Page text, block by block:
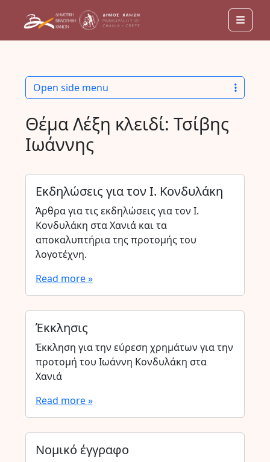
Θέμα Λέξη κλειδί: Τσίβης
Ιωάννης
Εκδηλώσεις για τον Ι. Κονδυλάκη
Άρθρα για τις εκδηλώσεις για τον Ι.
Κονδυλάκη στα Χανιά και τα
αποκαλυπτήρια της προτομής του
λογοτέχνη.
Read more »
Έκκλησις
Έκκληση για την εύρεση χρημάτων για την
προτομή του Ιωάννη Κονδυλάκη στα
Χανιά
Read more »
Νομικό έγγραφο
Open side menu